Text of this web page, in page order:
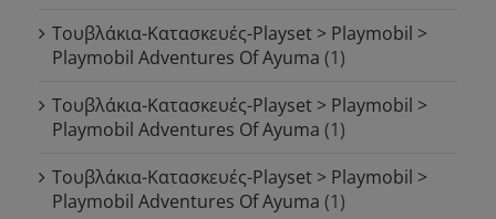
Τουβλάκια-Κατασκευές-Playset > Playmobil >
Playmobil Adventures Of Ayuma (1)
Τουβλάκια-Κατασκευές-Playset > Playmobil >
Playmobil Adventures Of Ayuma (1)
Τουβλάκια-Κατασκευές-Playset > Playmobil >
Playmobil Adventures Of Ayuma (1)